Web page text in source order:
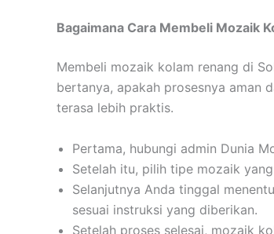
Bagaimana Cara Membeli Mozaik
Membeli mozaik kolam renang di
bertanya, apakah prosesnya aman
terasa lebih praktis.
Pertama, hubungi admin Dunia
Setelah itu, pilih tipe mozaik
Selanjutnya Anda tinggal
sesuai instruksi yang diberikan.
Setelah proses selesai, mozaik